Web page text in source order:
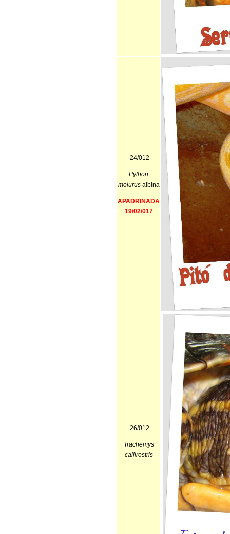
24/012
Python
molurus albina
APADRINADA
19/02/017
26/012
Trachemys
callirostris